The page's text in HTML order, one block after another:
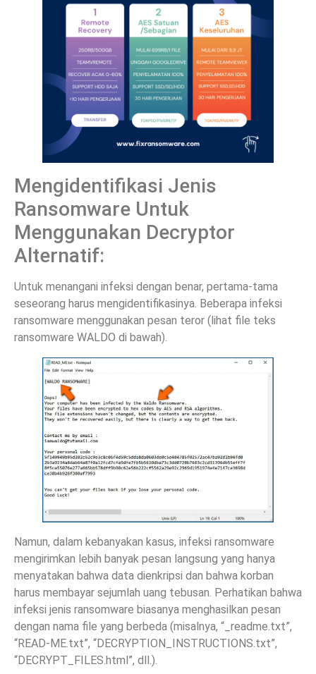
Mengidentifikasi Jenis
Ransomware Untuk
Menggunakan Decryptor
Alternatif:
Untuk menangani infeksi dengan benar, pertama-tama
seseorang harus mengidentifikasinya. Beberapa infeksi
ransomware menggunakan pesan teror (lihat file teks
ransomware WALDO di bawah).
Namun, dalam kebanyakan kasus, infeksi ransomware
mengirimkan lebih banyak pesan langsung yang hanya
menyatakan bahwa data dienkripsi dan bahwa korban
harus membayar sejumlah uang tebusan. Perhatikan bahwa
infeksi jenis ransomware biasanya menghasilkan pesan
dengan nama file yang berbeda (misalnya, “_readme.txt”,
“READ-ME.txt”, “DECRYPTION_INSTRUCTIONS.txt”,
“DECRYPT_FILES.html”, dll.).